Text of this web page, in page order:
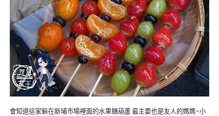
會知道這家躲在新埔市場裡面的水果糖葫蘆 最主要也是友人的媽媽~小